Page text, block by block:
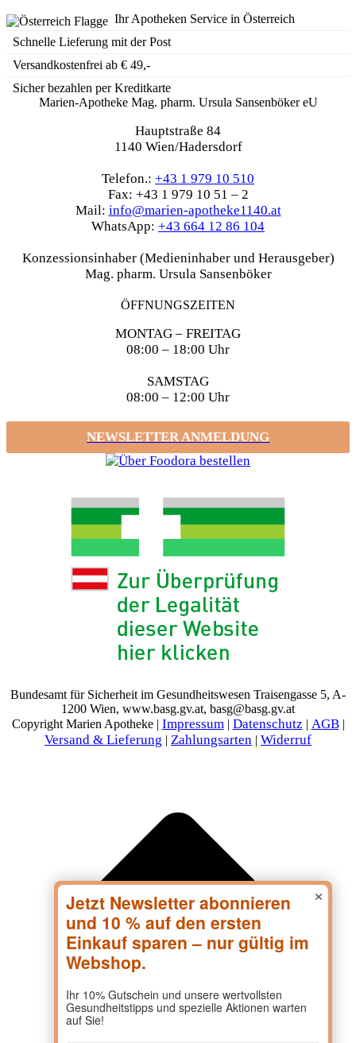
Ihr Apotheken Service in Österreich
Schnelle Lieferung mit der Post
Versandkostenfrei ab € 49,-
Sicher bezahlen per Kreditkarte
Marien-Apotheke Mag. pharm. Ursula Sansenböker eU
Hauptstraße 84
1140 Wien/Hadersdorf
Telefon.: +43 1 979 10 510
Fax: +43 1 979 10 51 – 2
Mail: info@marien-apotheke1140.at
WhatsApp: +43 664 12 86 104
Konzessionsinhaber (Medieninhaber und Herausgeber)
Mag. pharm. Ursula Sansenböker
ÖFFNUNGSZEITEN
MONTAG – FREITAG
08:00 – 18:00 Uhr
SAMSTAG
08:00 – 12:00 Uhr
NEWSLETTER ANMELDUNG
Bundesamt für Sicherheit im Gesundheitswesen Traisengasse 5, A-
1200 Wien, www.basg.gv.at, basg@basg.gv.at
Copyright Marien Apotheke | Impressum| Datenschutz | AGB|
Versand & Lieferung | Zahlungsarten | Widerruf
×